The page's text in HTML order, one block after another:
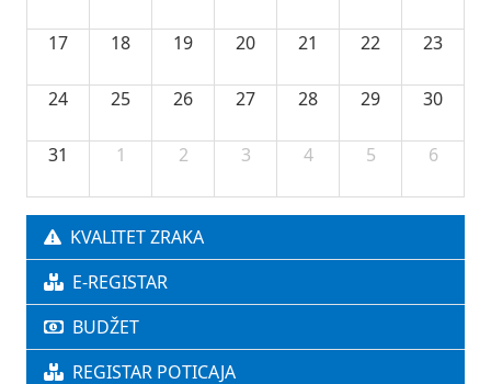
17 18 19 20 21 22 23
24 25 26 27 28 29 30
31 1 2 3 4 5 6
KVALITET ZRAKA
E-REGISTAR
BUDŽET
REGISTAR POTICAJA